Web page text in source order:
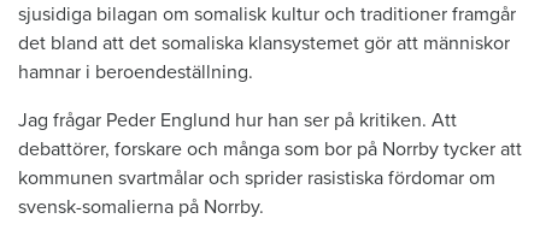
sjusidiga bilagan om somalisk kultur och traditioner framgår
det bland att det somaliska klansystemet gör att människor
hamnar i beroendeställning.
Jag frågar Peder Englund hur han ser på kritiken. Att
debattörer, forskare och många som bor på Norrby tycker att
kommunen svartmålar och sprider rasistiska fördomar om
svensk-somalierna på Norrby.